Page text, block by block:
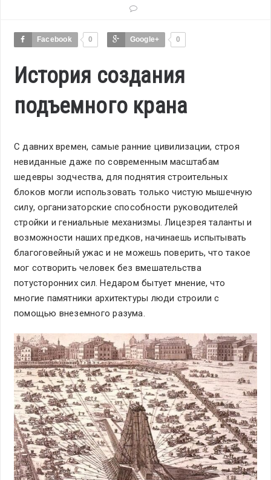
Facebook 0 Google+ 0
История создания
подъемного крана
С давних времен, самые ранние цивилизации, строя
невиданные даже по современным масштабам
шедевры зодчества, для поднятия строительных
блоков могли использовать только чистую мышечную
силу, организаторские способности руководителей
стройки и гениальные механизмы. Лицезрея таланты и
возможности наших предков, начинаешь испытывать
благоговейный ужас и не можешь поверить, что такое
мог сотворить человек без вмешательства
потусторонних сил. Недаром бытует мнение, что
многие памятники архитектуры люди строили с
помощью внеземного разума.